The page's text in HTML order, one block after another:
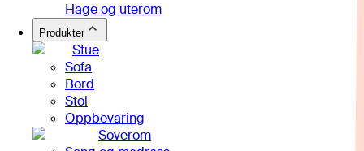
Hage og uterom
Produkter
Stue
Sofa
Bord
Stol
Oppbevaring
Soverom